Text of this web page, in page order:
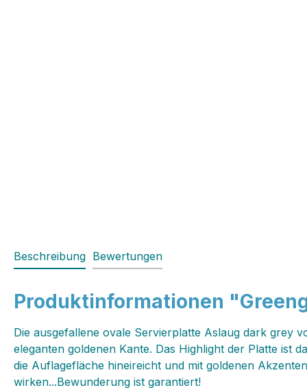
Beschreibung Bewertungen
Produktinformationen
Die ausgefallene ovale Servierplatte Aslaug dark grey
eleganten goldenen Kante. Das Highlight der Platte ist
die Auflagefläche hineireicht und mit goldenen
wirken...Bewunderung ist garantiert!